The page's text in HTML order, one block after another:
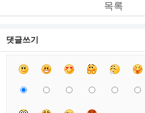
목록
댓글쓰기